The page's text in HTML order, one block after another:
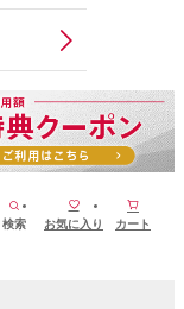
検索 お気に入り カート